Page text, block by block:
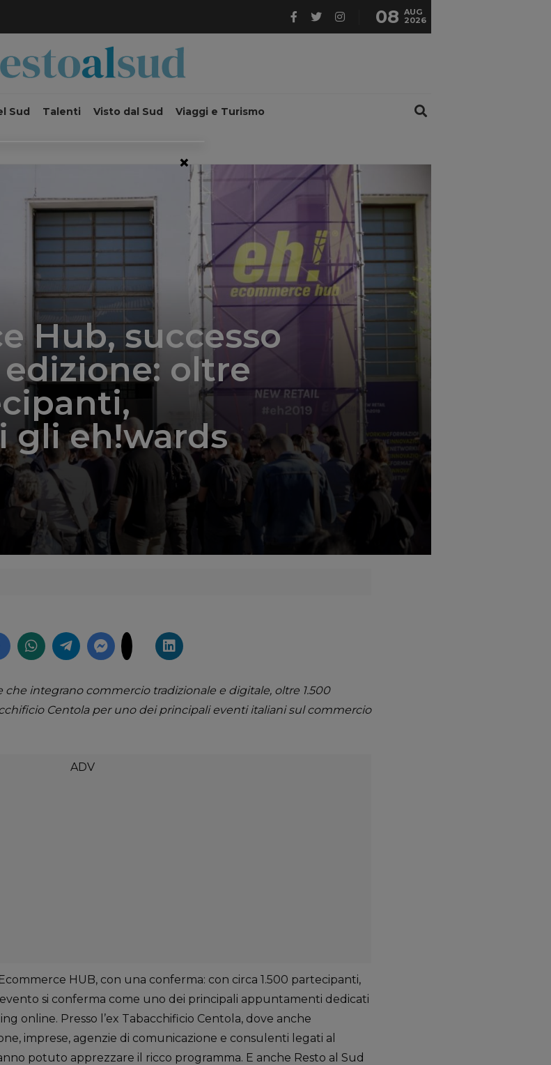
08 AUG
2026
Sud Talenti Visto dal Sud Viaggi e Turismo
';
Hub, successo
oltre
gli eh!wards
che integrano commercio tradizionale e digitale, oltre 1.500
Centola per uno dei principali eventi italiani sul commercio
HUB, con una conferma: con circa 1.500 partecipanti,
si conferma come uno dei principali appuntamenti dedicati
online. Presso l’ex Tabacchificio Centola, dove anche
imprese, agenzie di comunicazione e consulenti legati al
potuto apprezzare il ricco programma. E anche Resto al Sud
×